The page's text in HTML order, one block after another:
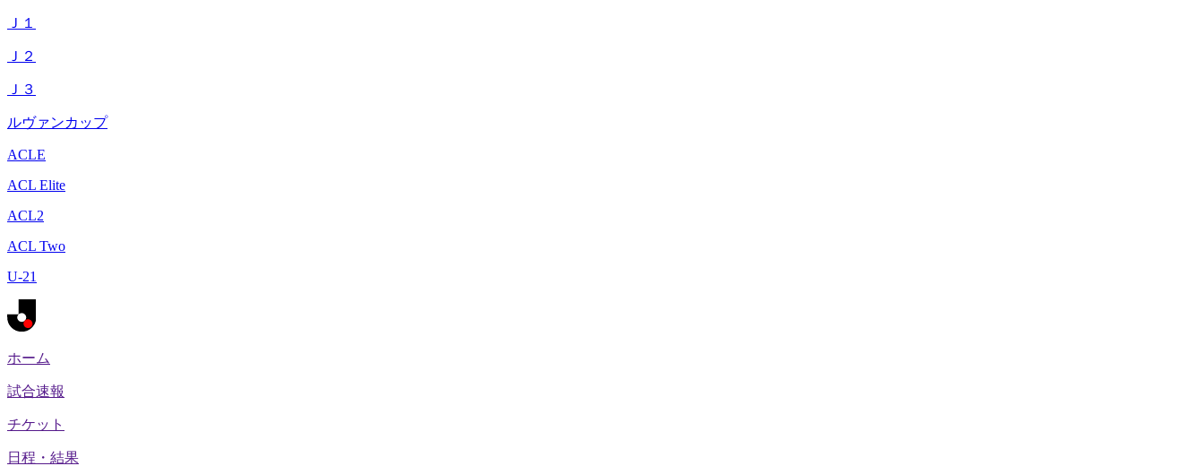
Ｊ１
Ｊ２
Ｊ３
ルヴァンカップ
ACLE
ACL Elite
ACL2
ACL Two
U-21
ホーム
試合速報
チケット
日程・結果